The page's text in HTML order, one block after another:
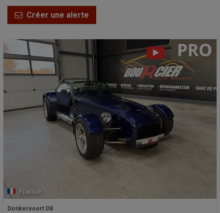
Créer une alerte
France
Donkervoort D8